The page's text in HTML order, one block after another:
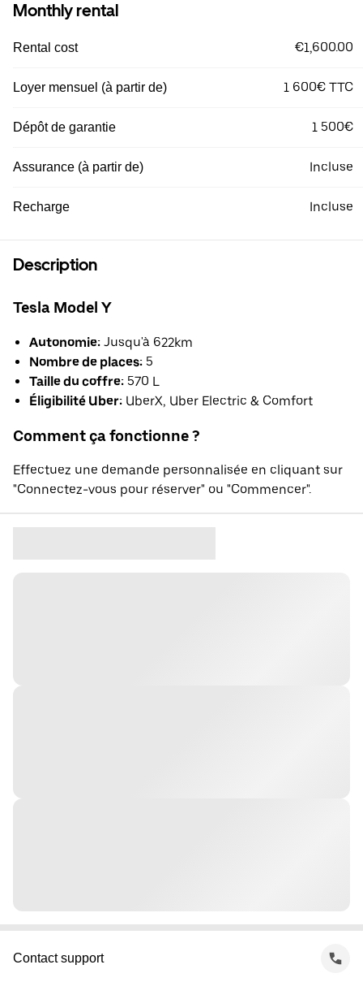
Monthly rental
Rental cost €1,600.00
Loyer mensuel (à partir de) 1 600€ TTC
Dépôt de garantie 1 500€
Assurance (à partir de) Incluse
Recharge Incluse
Description
Tesla Model Y
Autonomie: Jusqu'à 622km
Nombre de places: 5
Taille du coffre: 570 L
Éligibilité Uber: UberX, Uber Electric & Comfort
Comment ça fonctionne ?
Effectuez une demande personnalisée en cliquant sur
"Connectez-vous pour réserver" ou "Commencer".
Contact support